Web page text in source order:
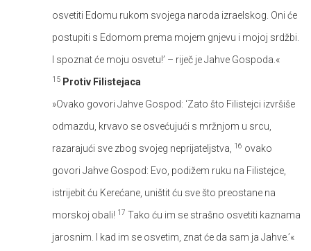
osvetiti Edomu rukom svojega naroda izraelskog. Oni će
postupiti s Edomom prema mojem gnjevu i mojoj srdžbi.
I spoznat će moju osvetu!’ – riječ je Jahve Gospoda.«
15 Protiv Filistejaca
»Ovako govori Jahve Gospod: ‘Zato što Filistejci izvršiše
odmazdu, krvavo se osvećujući s mržnjom u srcu,
razarajući sve zbog svojeg neprijateljstva,
16 ovako
govori Jahve Gospod: Evo, podižem ruku na Filistejce,
istrijebit ću Kerećane, uništit ću sve što preostane na
morskoj obali! 17 Tako ću im se strašno osvetiti kaznama
jarosnim. I kad im se osvetim, znat će da sam ja Jahve.’«